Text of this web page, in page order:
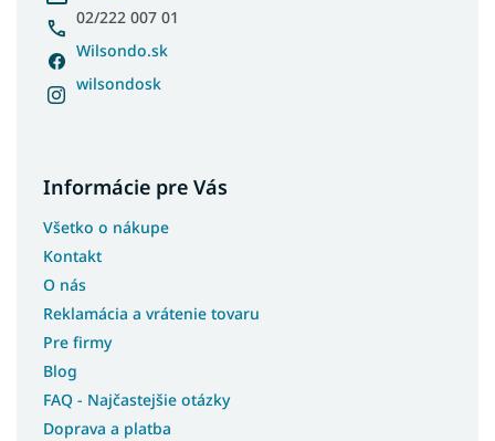
02/222 007 01
Wilsondo.sk
wilsondosk
Informácie pre Vás
Všetko o nákupe
Kontakt
O nás
Reklamácia a vrátenie tovaru
Pre firmy
Blog
FAQ - Najčastejšie otázky
Doprava a platba